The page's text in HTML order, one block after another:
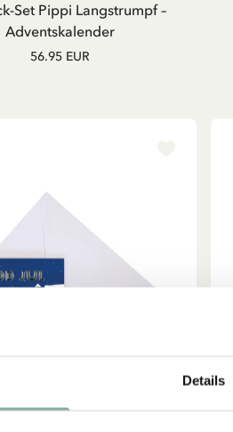
Details
Set Pippi Langstrumpf –
Adventskalender
56.95 EUR